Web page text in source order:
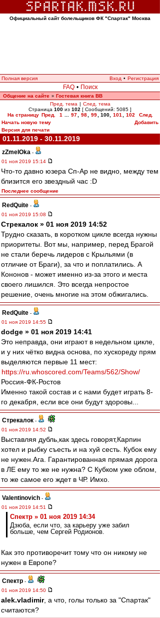
Официальный сайт болельщиков ФК "Спартак" Москва
Полная версия Вход • Регистрация
FAQ • Поиск
Общение на сайте » Гостевая книга ВВ
Пред. тема | След. тема
Страница 100 из 102 [ Сообщений: 5085 ]
На страницу Пред. 1 97 98 99 100, 101 102
След.
Начать новую тему
Добавить
Версия для печати
01.11.2019 - 30.11.2019
zZmeIOka -
01 ноя 2019 15:14
Что-то давно юзера Сп-Ар не видно, между тем
близится его звездный час :D
Последнее сообщение
RedQuite -
01 ноя 2019 15:08
Стрекалок » 01 ноя 2019 14:52
Трудно сказать, в коротком цикле всегда нужны
приоритеты. Вот мы, например, перед Брагой
не стали беречь лидеров с Крыльями (в
отличие от Браги), за что и поплатились. А
Кононов - может именно из-за этого и места
своего лишился. Это всегда непростое
решение, очень многие на этом обжигались.
RedQuite -
01 ноя 2019 14:55
dodge » 01 ноя 2019 14:41
Это неправда, они играют в недельном цикле,
и у них чётко видна основа, по хускореду прям
выделяются первые 11 мест:
https://ru.whoscored.com/Teams/562/Show/
Россия-ФК-Ростов
Именно такой состав и с нами будет играть 8-
го декабря, если все они будут здоровы...
Стрекалок -
01 ноя 2019 14:52
Выставляя дубль,как здесь говорят,Карпин
хотел и рыбку съесть и на хуй сесть. Кубок ему
не нужен.Ага. Гарантированная прямая дорога
в ЛЕ ему то же не нужна? С Кубком уже облом,
то же самое его ждет в ЧР. Имхо.
Valentinovich -
01 ноя 2019 14:51
Спектр » 01 ноя 2019 14:34
Дзюба, если что, за карьеру уже забил
больше, чем Сергей Родионов.
Как это противоречит тому что он никому не
нужен в Европе?
Спектр -
01 ноя 2019 14:50
alek.vladimir, а что, голы только за "Спартак"
считаются?